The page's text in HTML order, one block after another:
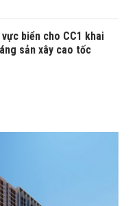
biển cho CC1 khai
sản xây cao tốc